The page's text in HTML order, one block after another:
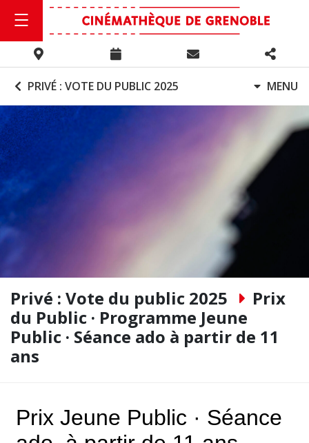
PRIVÉ : VOTE DU PUBLIC 2025 MENU
Privé : Vote du public 2025
Prix
du Public · Programme Jeune
Public · Séance ado à partir de 11
ans